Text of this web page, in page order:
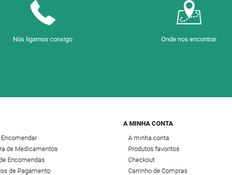
Nós ligamos consigo Onde nos encontrar
de Medicamentos
Encomendas
de Pagamento
A MINHA CONTA
A minha conta
Produtos favoritos
Checkout
Carrinho de Compras